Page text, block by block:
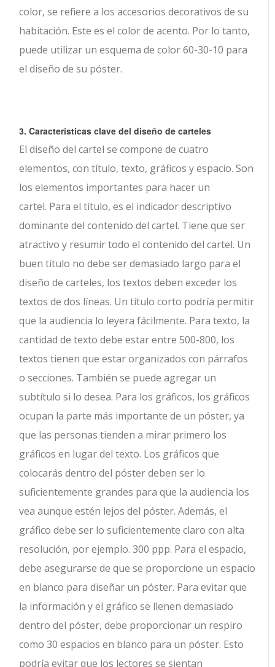
color, se refiere a los accesorios decorativos de su
habitación. Este es el color de acento. Por lo tanto,
puede utilizar un esquema de color 60-30-10 para
el diseño de su póster.
3. Características clave del diseño de carteles
El diseño del cartel se compone de cuatro
elementos, con título, texto, gráficos y espacio. Son
los elementos importantes para hacer un
cartel. Para el título, es el indicador descriptivo
dominante del contenido del cartel. Tiene que ser
atractivo y resumir todo el contenido del cartel. Un
buen título no debe ser demasiado largo para el
diseño de carteles, los textos deben exceder los
textos de dos líneas. Un título corto podría permitir
que la audiencia lo leyera fácilmente. Para texto, la
cantidad de texto debe estar entre 500-800, los
textos tienen que estar organizados con párrafos
o secciones. También se puede agregar un
subtítulo si lo desea. Para los gráficos, los gráficos
ocupan la parte más importante de un póster, ya
que las personas tienden a mirar primero los
gráficos en lugar del texto. Los gráficos que
colocarás dentro del póster deben ser lo
suficientemente grandes para que la audiencia los
vea aunque estén lejos del póster. Además, el
gráfico debe ser lo suficientemente claro con alta
resolución, por ejemplo. 300 ppp. Para el espacio,
debe asegurarse de que se proporcione un espacio
en blanco para diseñar un póster. Para evitar que
la información y el gráfico se llenen demasiado
dentro del póster, debe proporcionar un respiro
como 30 espacios en blanco para un póster. Esto
podría evitar que los lectores se sientan